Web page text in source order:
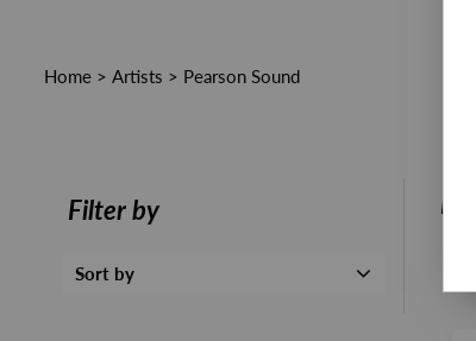
Home > Artists > Pearson Sound
Filter by
Sort by